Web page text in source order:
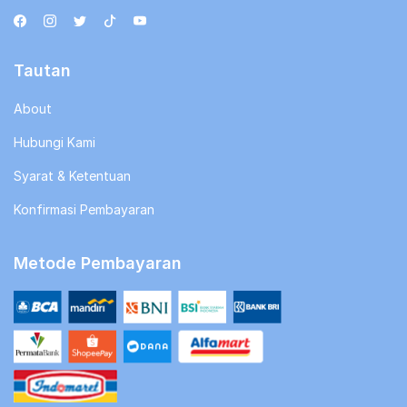
Tautan
About
Hubungi Kami
Syarat & Ketentuan
Konfirmasi Pembayaran
Metode Pembayaran